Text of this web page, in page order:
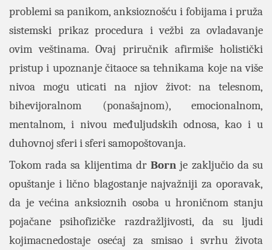
problemi sa panikom, anksioznošću i fobijama i pruža
sistemski prikaz procedura i vežbi za ovladavanje
ovim veštinama. Ovaj priručnik afirmiše holistički
pristup i upoznanje čitaoce sa tehnikama koje na više
nivoa mogu uticati na njiov život: na telesnom,
bihevijoralnom (ponašajnom), emocionalnom,
mentalnom, i nivou međuljudskih odnosa, kao i u
duhovnoj sferi i sferi samopoštovanja.
Tokom rada sa klijentima drBorn je zaključio da su
opuštanje i lično blagostanje najvažniji za oporavak,
da je većina anksioznih osoba u hroničnom stanju
pojačane psihofizičke razdražljivosti, da su ljudi
kojimacnedostaje osećaj za smisao i svrhu života